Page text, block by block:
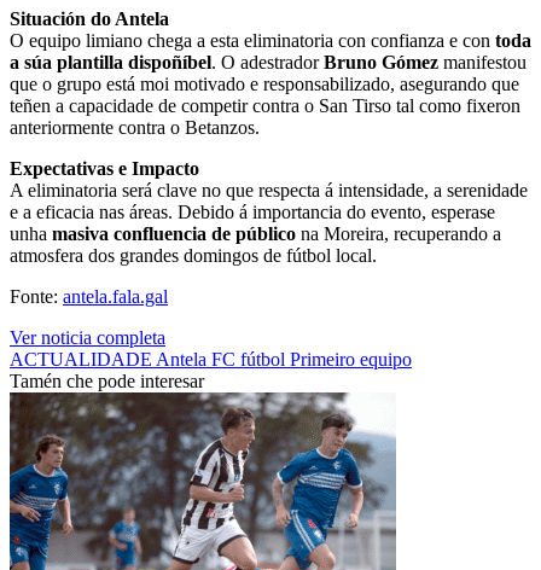
Situación do Antela
O equipo limiano chega a esta eliminatoria con confianza e con toda
a súa plantilla dispoñíbel. O adestradorBruno Gómez manifestou
que o grupo está moi motivado e responsabilizado, asegurando que
teñen a capacidade de competir contra o San Tirso tal como fixeron
anteriormente contra o Betanzos.
Expectativas e Impacto
A eliminatoria será clave no que respecta á intensidade, a serenidade
e a eficacia nas áreas. Debido á importancia do evento, esperase
unha masiva confluencia de público na Moreira, recuperando a
atmosfera dos grandes domingos de fútbol local.
Fonte: antela.fala.gal
Ver noticia completa
ACTUALIDADE Antela FC fútbol Primeiro equipo
Tamén che pode interesar